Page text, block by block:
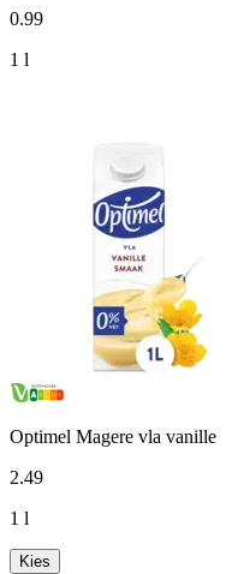
0.99
1 l
Optimel Magere vla vanille
2.49
1 l
Kies